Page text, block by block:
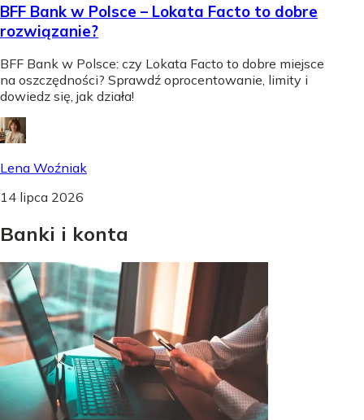
BFF Bank w Polsce – Lokata Facto to dobre
rozwiązanie?
BFF Bank w Polsce: czy Lokata Facto to dobre miejsce
na oszczędności? Sprawdź oprocentowanie, limity i
dowiedz się, jak działa!
Lena Woźniak
14 lipca 2026
Banki i konta